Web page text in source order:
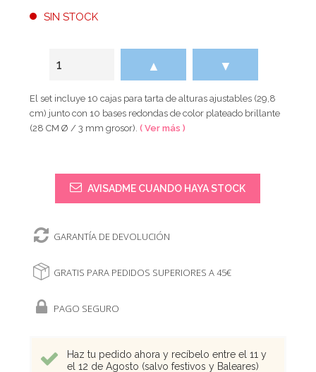
SIN STOCK
▲ ▼
El set incluye 10 cajas para tarta de alturas ajustables (29,8
cm) junto con 10 bases redondas de color plateado brillante
(28 CM Ø / 3 mm grosor).( Ver más )
AVISADME CUANDO HAYA STOCK
GARANTÍA DE DEVOLUCIÓN
GRATIS PARA PEDIDOS SUPERIORES A 45€
PAGO SEGURO
Haz tu pedido ahora y recíbelo entre el 11 y
el 12 de Agosto (salvo festivos y Baleares)